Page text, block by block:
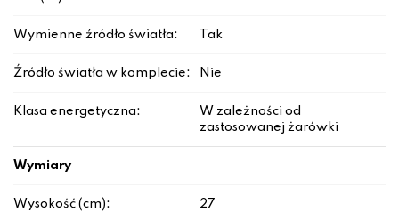
Wymienne źródło światła: Tak
Źródło światła w komplecie: Nie
Klasa energetyczna:
W zależności od
zastosowanej żarówki
Wymiary
Wysokość (cm): 27